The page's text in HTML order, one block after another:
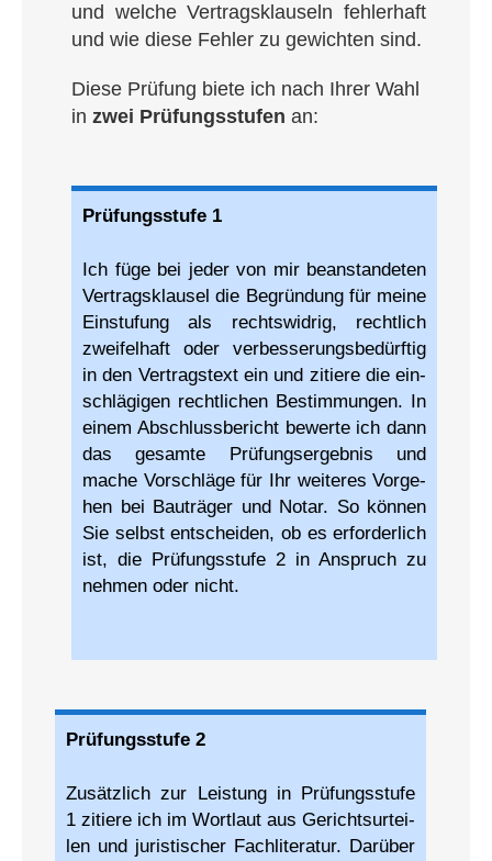
und wel­che Ver­trags­klau­seln feh­ler­haft
und wie die­se Feh­ler zu gewich­ten sind.
Die­se Prü­fung bie­te ich nach Ihrer Wahl
in zwei Prü­fungs­stu­fen an:
Prü­fungs­stu­fe 1
Ich füge bei jeder von mir bean­stan­de­ten
Ver­trags­klau­sel die Begrün­dung für mei­ne
Ein­stu­fung als rechts­wid­rig, recht­lich
zwei­fel­haft oder ver­bes­se­rungs­be­dürf­tig
in den Ver­trags­text ein und zitie­re die ein­
schlä­gi­gen recht­li­chen Bestim­mun­gen. In
einem Abschluss­bericht bewer­te ich dann
das gesam­te Prüfungs­ergebnis und
mache Vor­schlä­ge für Ihr wei­te­res Vorge­
hen bei Bau­trä­ger und Notar. So kön­nen
Sie selbst ent­schei­den, ob es erfor­derlich
ist, die Prüfungs­stufe 2 in Anspruch zu
neh­men oder nicht.
Prü­fungs­stu­fe 2
Zusätz­lich zur Leis­tung in Prüfungs­stufe
1 zitie­re ich im Wort­laut aus Gerichts­ur­tei­
len und juristi­scher Fachli­teratur. Dar­über